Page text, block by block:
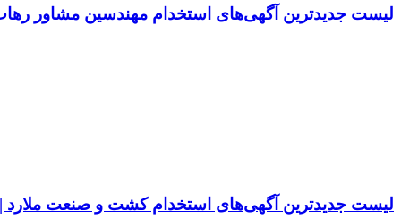
لیست جدیدترین آگهی‌های استخدام مهندسین مشاور رهاب | ۱۷ مرداد